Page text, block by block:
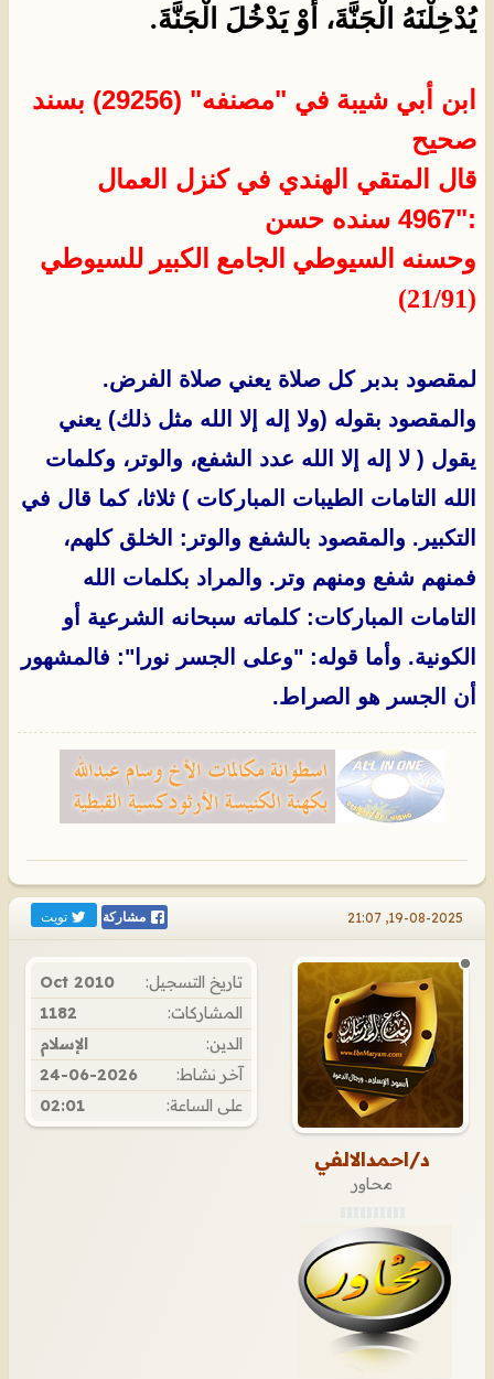
يُدْخِلْنَهُ الْجَنَّةَ، أَوْ يَدْخُلَ الْجَنَّةَ.
ابن أبي شيبة في "مصنفه" (29256) بسند
صحيح
قال المتقي الهندي في كنزل العمال
:"4967
سنده حسن
وحسنه السيوطي الجامع الكبير للسيوطي
(21/91)
لمقصود بدبر كل صلاة يعني صلاة الفرض.
والمقصود بقوله (ولا إله إلا الله مثل ذلك) يعني
يقول ( لا إله إلا الله عدد الشفع، والوتر، وكلمات
الله التامات الطيبات المباركات ) ثلاثا، كما قال في
التكبير. والمقصود بالشفع والوتر: الخلق كلهم،
فمنهم شفع ومنهم وتر. والمراد بكلمات الله
التامات المباركات: كلماته سبحانه الشرعية أو
الكونية. وأما قوله: "وعلى الجسر نورا": فالمشهور
أن الجسر هو الصراط.
19-08-2025, 21:07 مشاركة تويت
د/احمدالالفي
محاور
تاريخ التسجيل:
Oct 2010
المشاركات:
1182
الدين:
الإسلام
آخر نشاط:
24-06-2026
على الساعة:
02:01